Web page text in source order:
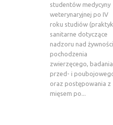
studentów medycyny
weterynaryjnej po IV
roku studiów
sanitarne dotyczące
nadzoru nad
pochodzenia
zwierzęcego, badania
przed- i
oraz postępowania z
mięsem po...